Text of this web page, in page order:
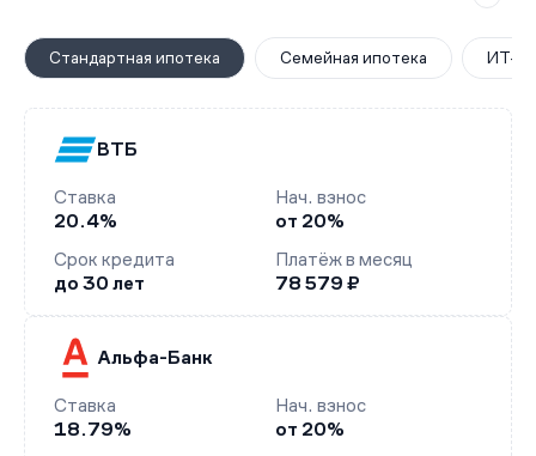
Стандартная ипотека Семейная ипотека ИТ-
ВТБ
Ставка
20.4%
Нач. взнос
от 20%
Срок кредита
до 30 лет
Платёж в месяц
78 579 ₽
Альфа-Банк
Ставка
18.79%
Нач. взнос
от 20%